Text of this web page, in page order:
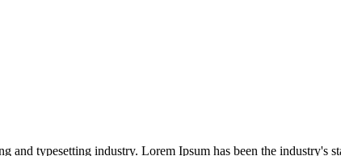
and typesetting industry. Lorem Ipsum has been the industry's